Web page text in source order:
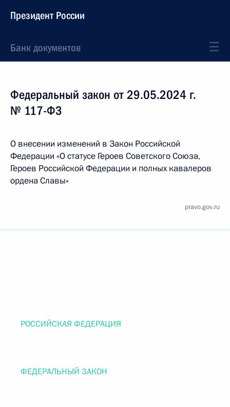
Президент России
Банк документов
Федеральный закон от 29.05.2024 г.
№ 117-ФЗ
О внесении изменений в Закон Российской
Федерации «О статусе Героев Советского Союза,
Героев Российской Федерации и полных кавалеров
ордена Славы»
pravo.gov.ru
РОССИЙСКАЯ ФЕДЕРАЦИЯ
ФЕДЕРАЛЬНЫЙ ЗАКОН